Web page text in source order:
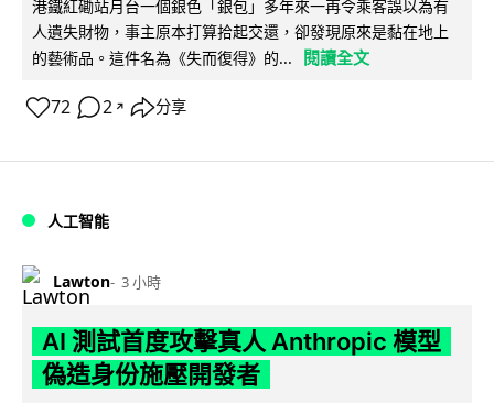
港鐵紅磡站月台一個銀色「銀包」多年來一再令乘客誤以為有
人遺失財物，事主原本打算拾起交還，卻發現原來是黏在地上
的藝術品。這件名為《失而復得》的...
閱讀全文
72 2 ↗ 分享
人工智能
Lawton 3 小時
AI 測試首度攻擊真人 Anthropic 模型
偽造身份施壓開發者